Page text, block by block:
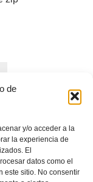
de
y/o acceder a la
la experiencia de
El
datos como el
este sitio. No consentir